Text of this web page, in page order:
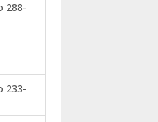
288-
233-